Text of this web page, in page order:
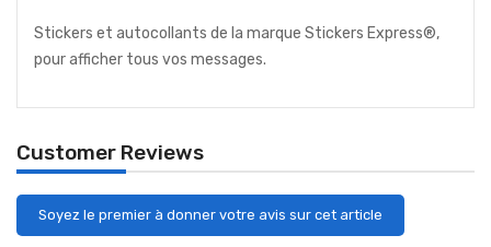
Stickers et autocollants de la marque Stickers Express®,
pour afficher tous vos messages.
Customer Reviews
Soyez le premier à donner votre avis sur cet article